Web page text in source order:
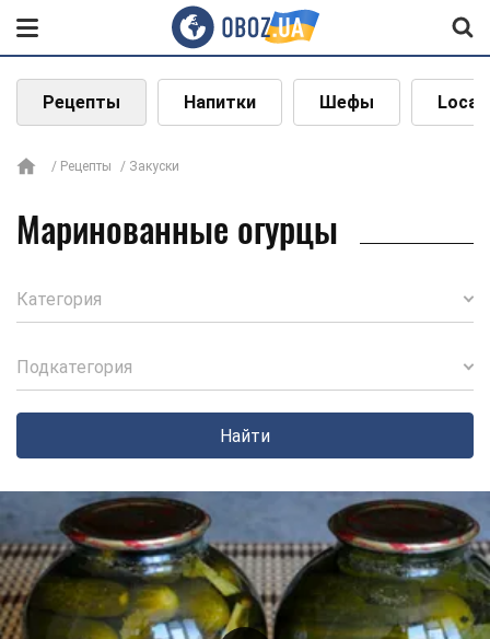
Рецепты Напитки Шефы Local
Рецепты Закуски
Маринованные огурцы
Категория
Подкатегория
Найти